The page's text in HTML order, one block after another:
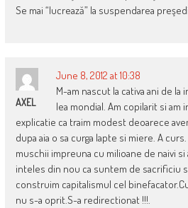
Se mai “lucrează” la suspendarea
AXEL
June 8, 2012 at 10:38
M-am nascut la cativa ani de
lea mondial. Am copilarit si
explicatie ca traim modest deoarece
dupa aia o sa curga lapte si miere. A
muschii impreuna cu milioane de naivi si
inteles din nou ca suntem de sacrificiu
construim capitalismul cel
nu s-a oprit.S-a redirectionat !!!.